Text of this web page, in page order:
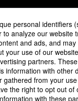
4 5 6
クの電気設備 SNS